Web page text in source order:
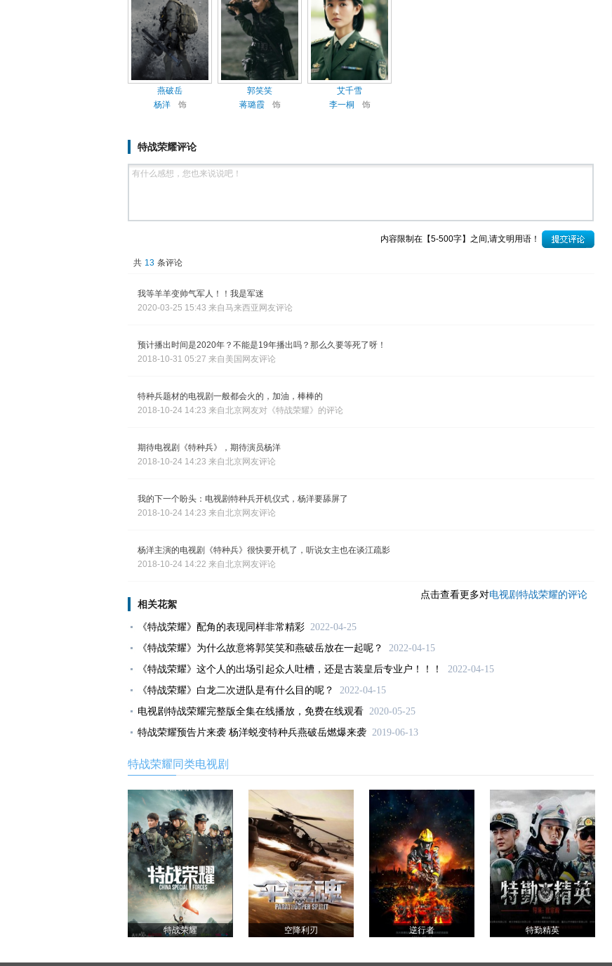
燕破岳
杨洋
饰
郭笑笑
蒋璐霞
饰
艾千雪
李一桐
饰
特战荣耀评论
内容限制在【5-500字】之间,请文明用语！
共 13 条评论
我等羊羊变帅气军人！！我是军迷
2020-03-25 15:43 来自马来西亚网友评论
预计播出时间是2020年？不能是19年播出吗？那么久要等死了呀！
2018-10-31 05:27 来自美国网友评论
特种兵题材的电视剧一般都会火的，加油，棒棒的
2018-10-24 14:23 来自北京网友对《特战荣耀》的评论
期待电视剧《特种兵》，期待演员杨洋
2018-10-24 14:23 来自北京网友评论
我的下一个盼头：电视剧特种兵开机仪式，杨洋要舔屏了
2018-10-24 14:23 来自北京网友评论
杨洋主演的电视剧《特种兵》很快要开机了，听说女主也在谈江疏影
2018-10-24 14:22 来自北京网友评论
点击查看更多对电视剧特战荣耀的评论
相关花絮
《特战荣耀》配角的表现同样非常精彩 2022-04-25
《特战荣耀》为什么故意将郭笑笑和燕破岳放在一起呢？
2022-04-15
《特战荣耀》这个人的出场引起众人吐槽，还是古装皇后专业户！！！
2022-04-15
《特战荣耀》白龙二次进队是有什么目的呢？
2022-04-15
电视剧特战荣耀完整版全集在线播放，免费在线观看 2020-05-25
特战荣耀预告片来袭 杨洋蜕变特种兵燕破岳燃爆来袭 2019-06-13
特战荣耀同类电视剧
特战荣耀 空降利刃 逆行者 特勤精英